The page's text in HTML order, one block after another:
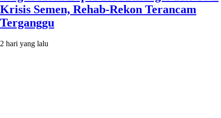
Krisis Semen, Rehab-Rekon Terancam
Terganggu
2 hari yang lalu